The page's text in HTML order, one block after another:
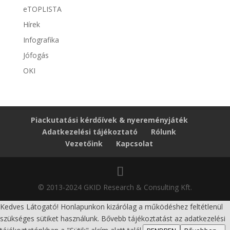
eTOPLISTA
Hírek
Infografika
Jófogás
OKI
Piackutatási kérdőívek & nyereményjáték
Adatkezelési tájékoztató
Rólunk
Vezetőink
Kapcsolat
© 2013-2024 GKID Research & Consulting Kft.
Kedves Látogató! Honlapunkon kizárólag a működéshez feltétlenül
szükséges sütiket használunk. Bővebb tájékoztatást az adatkezelési